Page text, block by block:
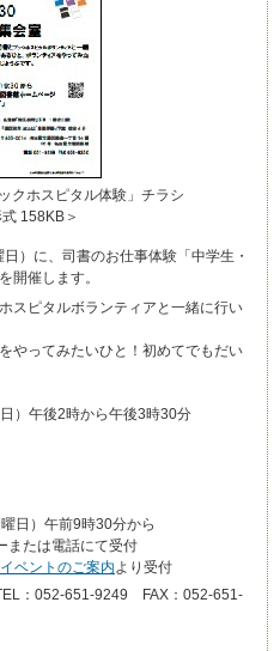
クホスピタル体験」チラシ
158KB＞
）に、司書のお仕事体験「中学生・
開催します。
スピタルボランティアと一緒に行い
やってみたいひと！初めてでもだい
）午後2時から午後3時30分
日）午前9時30分から
は電話にて受付
ベントのご案内より受付
：052-651-9249 FAX：052-651-